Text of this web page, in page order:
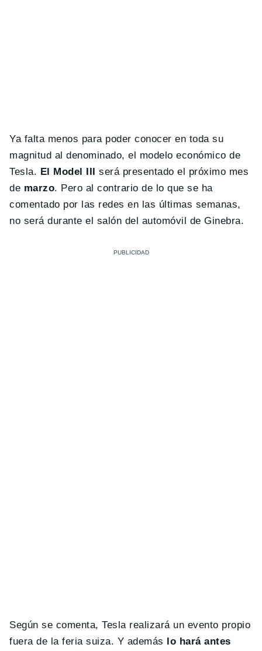
Ya falta menos para poder conocer en toda su
magnitud al denominado, el modelo económico de
Tesla. El Model III será presentado el próximo mes
de marzo. Pero al contrario de lo que se ha
comentado por las redes en las últimas semanas,
no será durante el salón del automóvil de Ginebra.
Según se comenta, Tesla realizará un evento propio
fuera de la feria suiza. Y además lo hará antes